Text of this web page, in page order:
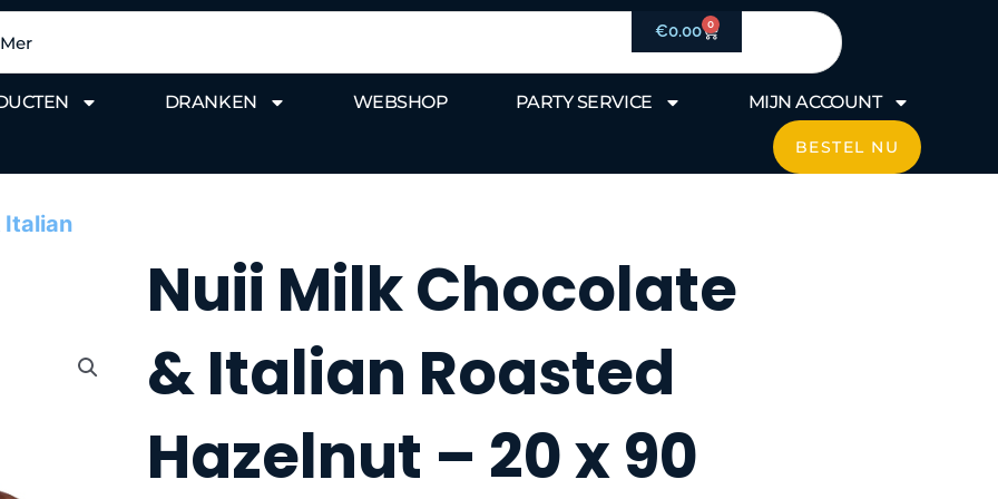
€0.00 0
Winkelwagen
DRANKEN WEBSHOP PARTY SERVICE MIJN ACCOUNT
BESTEL NU
Italian
Nuii Milk Chocolate
& Italian Roasted
Hazelnut – 20 x 90